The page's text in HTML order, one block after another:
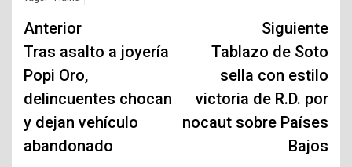
Navegación
de
entradas
Anterior
Tras asalto a joyería
Popi Oro,
delincuentes chocan
y dejan vehículo
abandonado
Siguiente
Tablazo de Soto
sella con estilo
victoria de R.D. por
nocaut sobre Países
Bajos